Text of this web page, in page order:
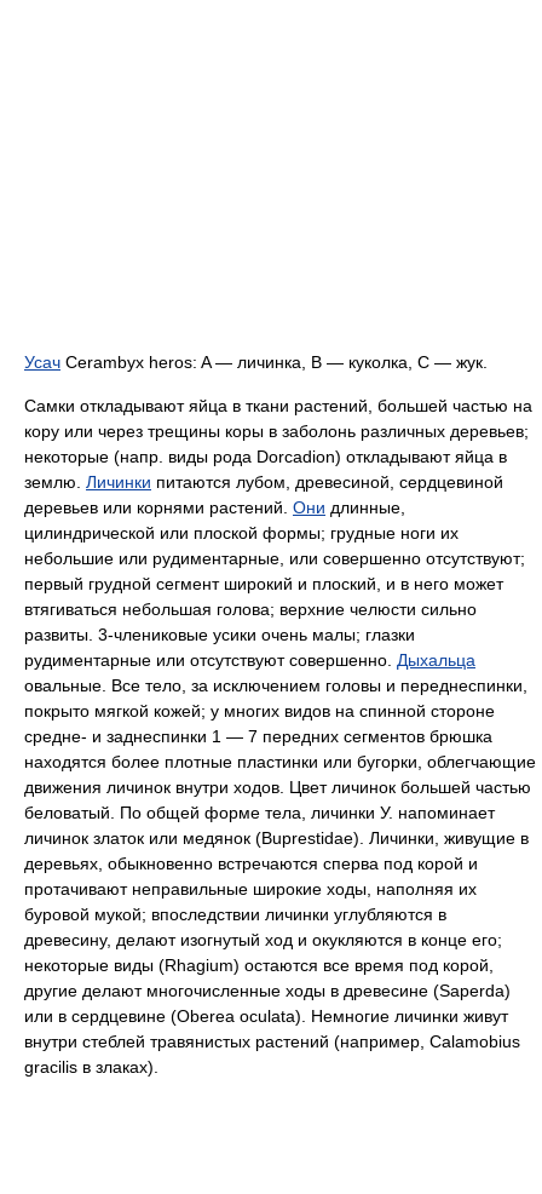
Усач Cerambyx heros: A— личинка, B — куколка, C — жук.
Самки откладывают яйца в ткани растений, большей частью на
кору или через трещины коры в заболонь различных деревьев;
некоторые (напр. виды рода Dorcadion) откладывают яйца в
землю. Личинки питаются лубом, древесиной, сердцевиной
деревьев или корнями растений. Они длинные,
цилиндрической или плоской формы; грудные ноги их
небольшие или рудиментарные, или совершенно отсутствуют;
первый грудной сегмент широкий и плоский, и в него может
втягиваться небольшая голова; верхние челюсти сильно
развиты. 3-члениковые усики очень малы; глазки
рудиментарные или отсутствуют совершенно. Дыхальца
овальные. Все тело, за исключением головы и переднеспинки,
покрыто мягкой кожей; у многих видов на спинной стороне
средне- и заднеспинки 1 — 7 передних сегментов брюшка
находятся более плотные пластинки или бугорки, облегчающие
движения личинок внутри ходов. Цвет личинок большей частью
беловатый. По общей форме тела, личинки У. напоминает
личинок златок или медянок (Buprestidae). Личинки, живущие в
деревьях, обыкновенно встречаются сперва под корой и
протачивают неправильные широкие ходы, наполняя их
буровой мукой; впоследствии личинки углубляются в
древесину, делают изогнутый ход и окукляются в конце его;
некоторые виды (Rhagium) остаются все время под корой,
другие делают многочисленные ходы в древесине (Saperda)
или в сердцевине (Oberea oculata). Немногие личинки живут
внутри стеблей травянистых растений (например, Calamobius
gracilis в злаках).